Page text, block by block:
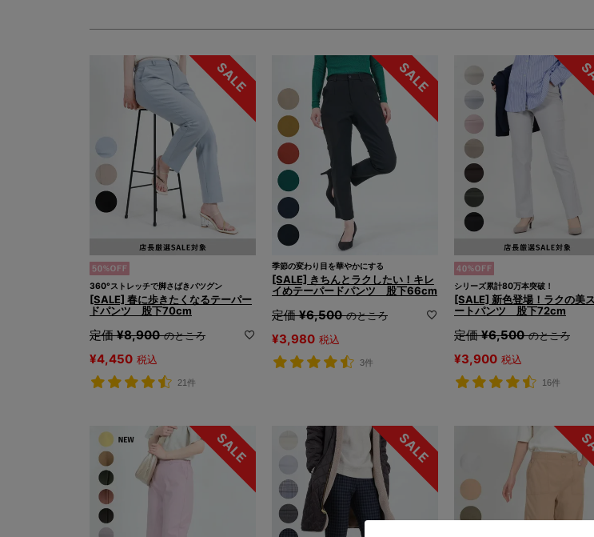
360°ストレッチで脚さばきバツグン
[SALE] 春に歩きたくなるテーパー
ドパンツ 股下70cm
定価 ¥8,900 のところ
¥4,450 税込
21件
季節の変わり目を華やかにする
[SALE] きちんとラクしたい！キレ
イめテーパードパンツ 股下66cm
定価 ¥6,500 のところ
¥3,980 税込
3件
シリーズ累計80万本突破！
[SALE] 新色登場！ラクの美
ートパンツ 股下72cm
定価 ¥6,500 のところ
¥3,900 税込
16件